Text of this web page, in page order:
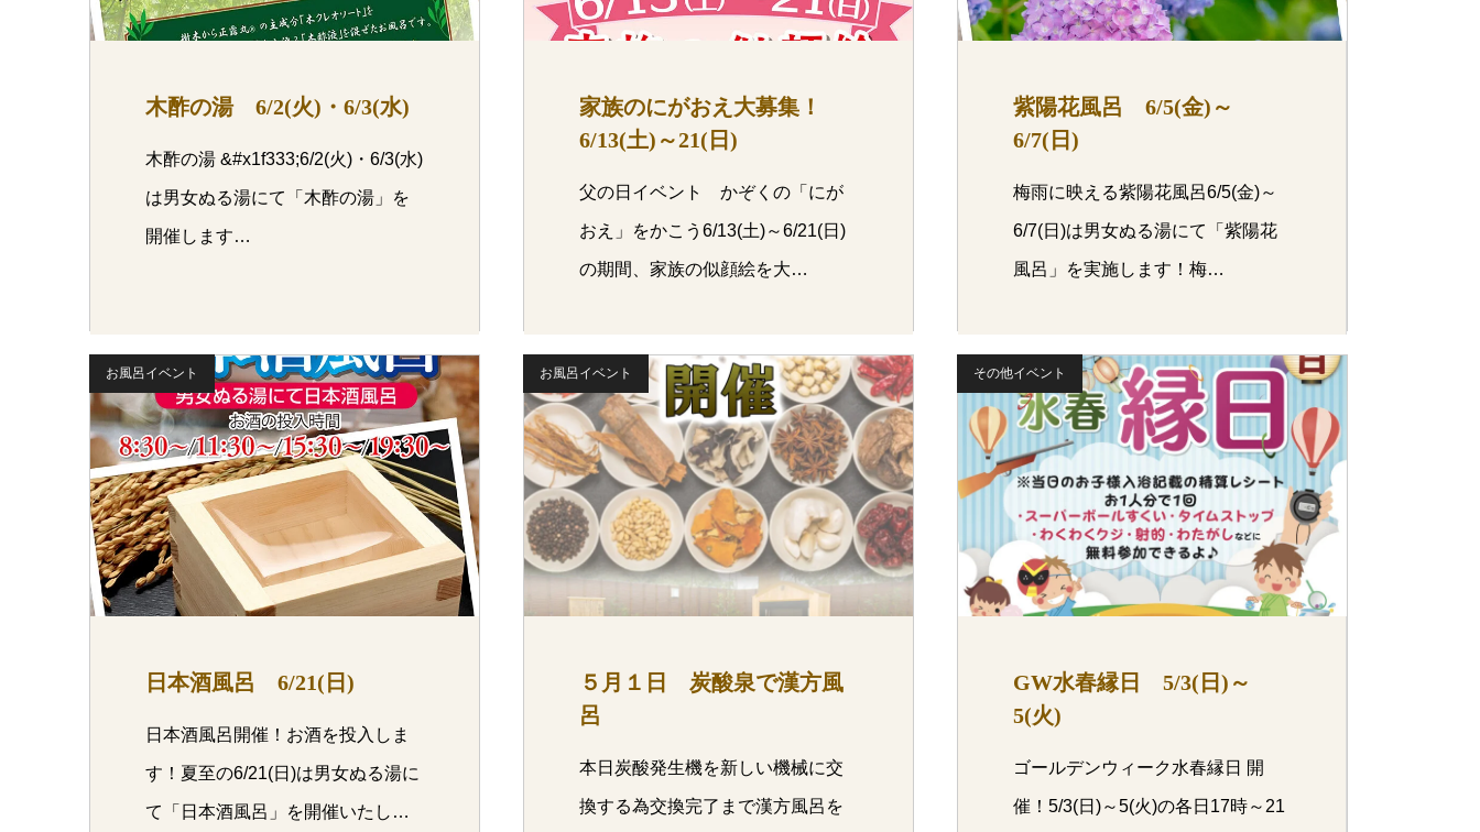
木酢の湯 6/2(火)・6/3(水)
木酢の湯 &#x1f333;6/2(火)・6/3(水)
は男女ぬる湯にて「木酢の湯」を
開催します…
家族のにがおえ大募集！
6/13(土)～21(日)
父の日イベント かぞくの「にが
おえ」をかこう6/13(土)～6/21(日)
の期間、家族の似顔絵を大…
紫陽花風呂 6/5(金)～
6/7(日)
梅雨に映える紫陽花風呂6/5(金)～
6/7(日)は男女ぬる湯にて「紫陽花
風呂」を実施します！梅…
お風呂イベント
日本酒風呂 6/21(日)
日本酒風呂開催！お酒を投入しま
す！夏至の6/21(日)は男女ぬる湯に
て「日本酒風呂」を開催いたし
お風呂イベント
５月１日 炭酸泉で漢方風
呂
本日炭酸発生機を新しい機械に交
換する為交換完了まで漢方風呂を
その他イベント
GW水春縁日 5/3(日)～
5(火)
ゴールデンウィーク水春縁日 開
催！5/3(日)～5(火)の各日17時～21